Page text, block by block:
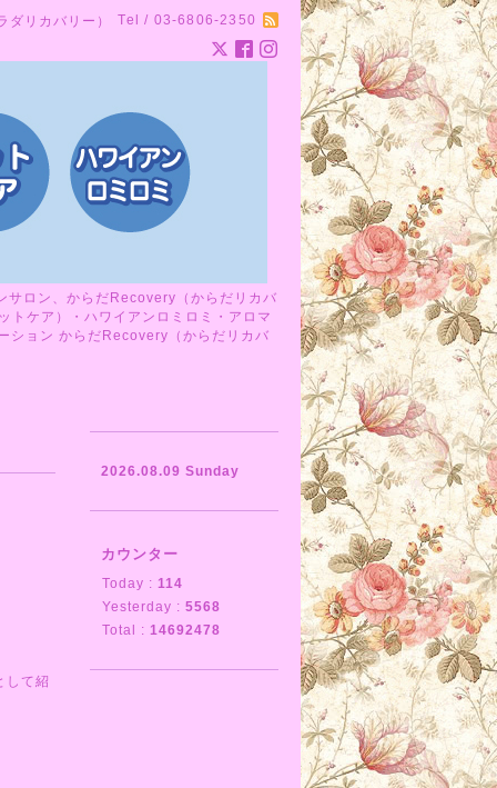
リカバリー） Tel / 03-6806-2350
サロン、からだRecovery（からだリカバ
トケア）・ハワイアンロミロミ・アロマ
ション からだRecovery（からだリカバ
して紹
2026.08.09 Sunday
カウンター
Today : 114
Yesterday : 5568
Total : 14692478